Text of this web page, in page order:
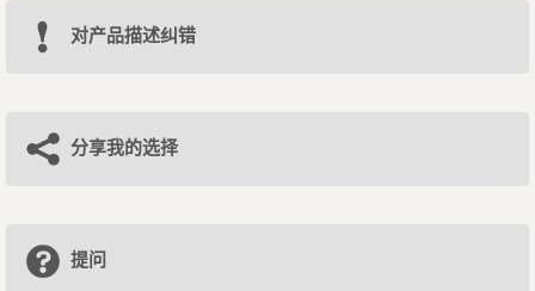
对产品描述纠错
分享我的选择
提问